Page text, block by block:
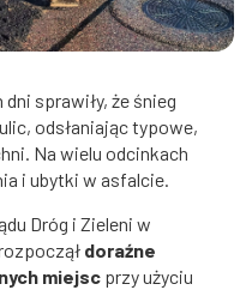
sprawiły, że śnieg
odsłaniając typowe,
Na wielu odcinkach
i ubytki w asfalcie.
Dróg i Zieleni w
doraźne
miejsc przy użyciu